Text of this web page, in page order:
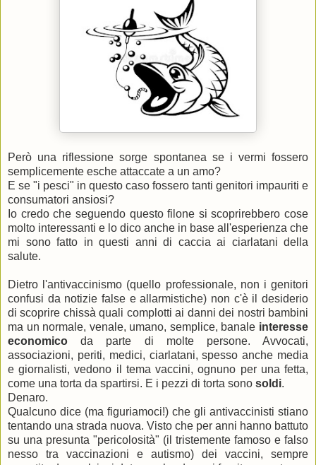
Però una riflessione sorge spontanea se i vermi fossero
semplicemente esche attaccate a un amo?
E se "i pesci" in questo caso fossero tanti genitori impauriti e
consumatori ansiosi?
Io credo che seguendo questo filone si scoprirebbero cose
molto interessanti e lo dico anche in base all'esperienza che
mi sono fatto in questi anni di caccia ai ciarlatani della
salute.
Dietro l'antivaccinismo (quello professionale, non i genitori
confusi da notizie false e allarmistiche) non c'è il desiderio
di scoprire chissà quali complotti ai danni dei nostri bambini
ma un normale, venale, umano, semplice, banale interesse
economico da parte di molte persone. Avvocati,
associazioni, periti, medici, ciarlatani, spesso anche media
e giornalisti, vedono il tema vaccini, ognuno per una fetta,
come una torta da spartirsi. E i pezzi di torta sono soldi.
Denaro.
Qualcuno dice (ma figuriamoci!) che gli antivaccinisti stiano
tentando una strada nuova. Visto che per anni hanno battuto
su una presunta "pericolosità" (il tristemente famoso e falso
nesso tra vaccinazioni e autismo) dei vaccini, sempre